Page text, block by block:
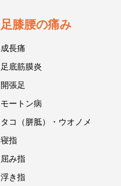
足膝腰の痛み
成長痛
足底筋膜炎
開張足
モートン病
タコ（胼胝）・ウオノメ
寝指
屈み指
浮き指